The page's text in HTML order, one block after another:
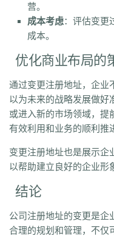
营。
成本考虑：评估变更
成本。
优化商业布局的
通过变更注册地址，企业
以为未来的战略发展做好
或进入新的市场领域，提
有效利用和业务的顺利推
变更注册地址也是展示企
以帮助建立良好的企业形
结论
公司注册地址的变更是企
合理的规划和管理，不仅